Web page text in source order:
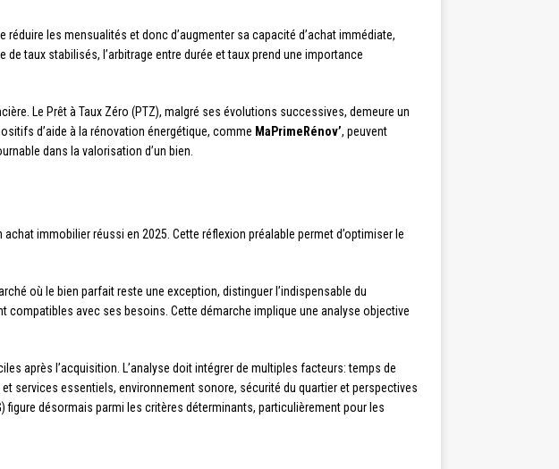
les mensualités et donc d’augmenter sa capacité d’achat immédiate,
taux stabilisés, l’arbitrage entre durée et taux prend une importance
Le Prêt à Taux Zéro (PTZ), malgré ses évolutions successives, demeure un
d’aide à la rénovation énergétique, comme MaPrimeRénov’, peuvent
dans la valorisation d’un bien.
immobilier réussi en 2025. Cette réflexion préalable permet d’optimiser le
où le bien parfait reste une exception, distinguer l’indispensable du
avec ses besoins. Cette démarche implique une analyse objective
après l’acquisition. L’analyse doit intégrer de multiples facteurs: temps de
services essentiels, environnement sonore, sécurité du quartier et perspectives
figure désormais parmi les critères déterminants, particulièrement pour les